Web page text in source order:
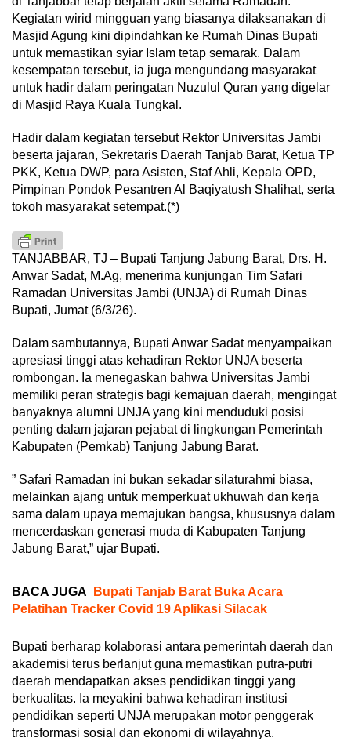
Kegiatan wirid mingguan yang biasanya dilaksanakan di
Masjid Agung kini dipindahkan ke Rumah Dinas Bupati
untuk memastikan syiar Islam tetap semarak. Dalam
kesempatan tersebut, ia juga mengundang masyarakat
untuk hadir dalam peringatan Nuzulul Quran yang digelar
di Masjid Raya Kuala Tungkal.
Hadir dalam kegiatan tersebut Rektor Universitas Jambi
beserta jajaran, Sekretaris Daerah Tanjab Barat, Ketua TP
PKK, Ketua DWP, para Asisten, Staf Ahli, Kepala OPD,
Pimpinan Pondok Pesantren Al Baqiyatush Shalihat, serta
tokoh masyarakat setempat.(*)
TANJABBAR, TJ – Bupati Tanjung Jabung Barat, Drs. H.
Anwar Sadat, M.Ag, menerima kunjungan Tim Safari
Ramadan Universitas Jambi (UNJA) di Rumah Dinas
Bupati, Jumat (6/3/26).
Dalam sambutannya, Bupati Anwar Sadat menyampaikan
apresiasi tinggi atas kehadiran Rektor UNJA beserta
rombongan. Ia menegaskan bahwa Universitas Jambi
memiliki peran strategis bagi kemajuan daerah, mengingat
banyaknya alumni UNJA yang kini menduduki posisi
penting dalam jajaran pejabat di lingkungan Pemerintah
Kabupaten (Pemkab) Tanjung Jabung Barat.
” Safari Ramadan ini bukan sekadar silaturahmi biasa,
melainkan ajang untuk memperkuat ukhuwah dan kerja
sama dalam upaya memajukan bangsa, khususnya dalam
mencerdaskan generasi muda di Kabupaten Tanjung
Jabung Barat,” ujar Bupati.
BACA JUGA
Bupati Tanjab Barat Buka Acara
Pelatihan Tracker Covid 19 Aplikasi Silacak
Bupati berharap kolaborasi antara pemerintah daerah dan
akademisi terus berlanjut guna memastikan putra-putri
daerah mendapatkan akses pendidikan tinggi yang
berkualitas. Ia meyakini bahwa kehadiran institusi
pendidikan seperti UNJA merupakan motor penggerak
transformasi sosial dan ekonomi di wilayahnya.